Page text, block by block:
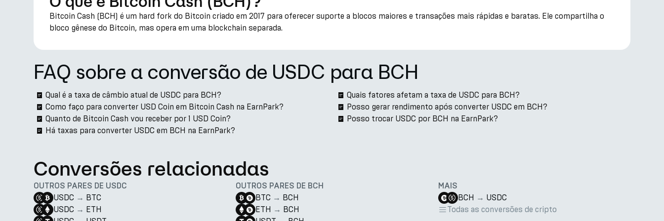
Bitcoin Cash (BCH) é um hard fork do Bitcoin criado em 2017 para oferecer suporte a blocos maiores e transações mais rápidas e baratas. Ele compartilha o
bloco gênese do Bitcoin, mas opera em uma blockchain separada.
FAQ sobre a conversão de USDC para BCH
Qual é a taxa de câmbio atual de USDC para BCH?
Como faço para converter USD Coin em Bitcoin Cash na EarnPark?
Quanto de Bitcoin Cash vou receber por 1 USD Coin?
Há taxas para converter USDC em BCH na EarnPark?
Quais fatores afetam a taxa de USDC para BCH?
Posso gerar rendimento após converter USDC em BCH?
Posso trocar USDC por BCH na EarnPark?
Conversões relacionadas
OUTROS PARES DE USDC
USDC → BTC
USDC → ETH
OUTROS PARES DE BCH
BTC → BCH
ETH → BCH
MAIS
BCH → USDC
Todas as conversões de cripto